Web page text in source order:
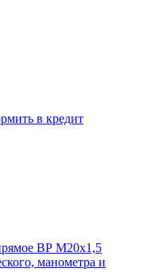
в кредит